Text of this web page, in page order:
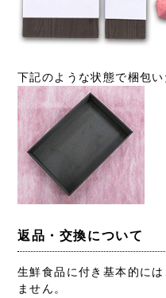
下記のような状態で梱包い
返品・交換について
生鮮食品に付き基本的に
ません。